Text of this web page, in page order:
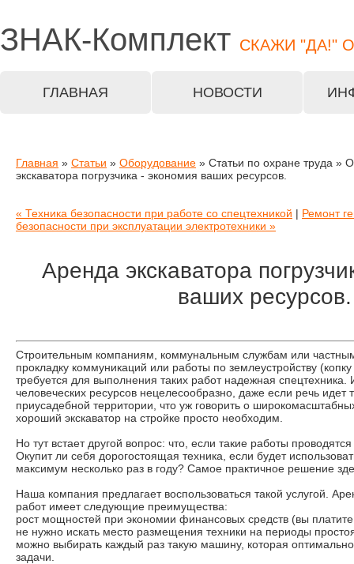
ЗНАК-Комплект СКАЖИ "ДА!"
ГЛАВНАЯ НОВОСТИ
Главная » Статьи » Оборудование » Статьи по охране труда »
экскаватора погрузчика - экономия ваших ресурсов.
« Техника безопасности при работе со спецтехникой | Ремонт
безопасности при эксплуатации электротехники »
Аренда экскаватора
ваших ресурсов.
Строительным компаниям, коммунальным службам или
прокладку коммуникаций или работы по землеустройству
требуется для выполнения таких работ надежная спецтехника.
человеческих ресурсов нецелесообразно, даже если речь идет
приусадебной территории, что уж говорить о
хороший экскаватор на стройке просто необходим.
Но тут встает другой вопрос: что, если такие работы
Окупит ли себя дорогостоящая техника, если будет
максимум несколько раз в году? Самое практичное решение
Наша компания предлагает воспользоваться такой услугой.
работ имеет следующие преимущества:
рост мощностей при экономии финансовых средств (вы
не нужно искать место размещения техники на периоды
можно выбирать каждый раз такую машину, которая
задачи.